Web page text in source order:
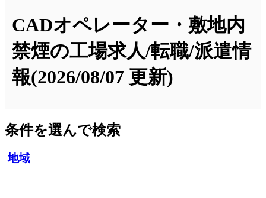
CADオペレーター・敷地内
禁煙の工場求人/転職/派遣情
報(2026/08/07 更新)
条件を選んで検索
地域